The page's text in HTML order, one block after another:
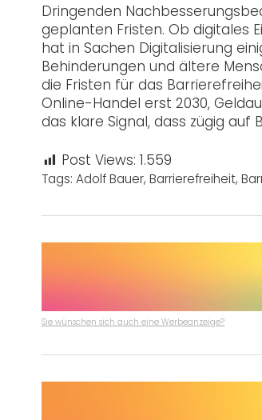
Dringenden
geplanten Fristen. Ob digitales
hat in Sachen Digitalisierung
Behinderungen und ältere
die Fristen für das
Online-Handel erst 2030,
das klare Signal, dass zügig auf
Post Views: 1.559
Tags: Adolf Bauer, Barrierefreiheit,
Sie wünschen sich auch eine Werbeanzeige?